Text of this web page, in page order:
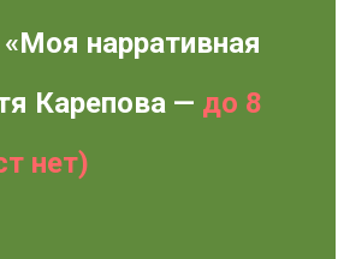
нарративная
Карепова — до 8
нет)